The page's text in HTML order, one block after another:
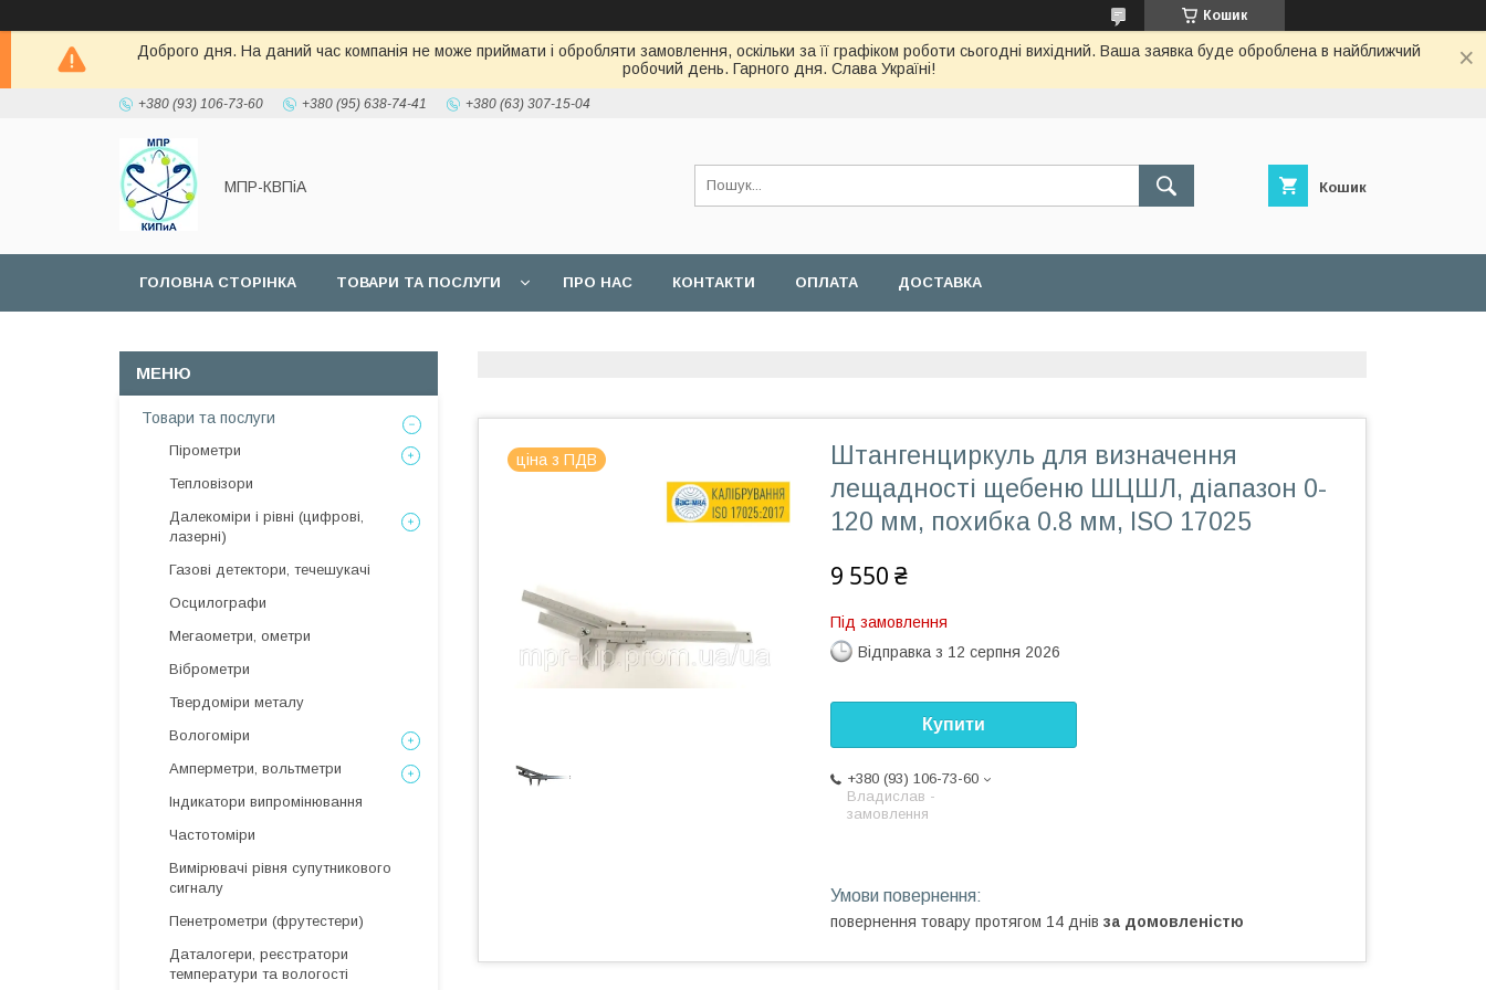
Кошик
Доброго дня. На даний час компанія не може приймати і обробляти замовлення, оскільки за її графіком роботи сьогодні вихідний. Ваша заявка буде оброблена в найближчий
робочий день. Гарного дня. Слава Україні!
+380 (93) 106-73-60 +380 (95) 638-74-41 +380 (63) 307-15-04
МПР-КВПіА Кошик
ГОЛОВНА СТОРІНКА ТОВАРИ ТА ПОСЛУГИ ПРО НАС КОНТАКТИ ОПЛАТА ДОСТАВКА
ціна з ПДВ
Штангенциркуль для визначення
лещадності щебеню ШЦШЛ, діапазон 0-
120 мм, похибка 0.8 мм, ISO 17025
9 550 ₴
Під замовлення
Відправка з 12 серпня 2026
Купити
+380 (93) 106-73-60
Владислав -
замовлення
повернення товару протягом 14 днів за домовленістю
Товари та послуги
Пірометри
Тепловізори
Далекоміри і рівні (цифрові,
лазерні)
Газові детектори, течешукачі
Осцилографи
Мегаометри, ометри
Віброметри
Твердоміри металу
Вологоміри
Амперметри, вольтметри
Індикатори випромінювання
Частотоміри
Вимірювачі рівня супутникового
сигналу
Пенетрометри (фрутестери)
Даталогери, реєстратори
температури та вологості